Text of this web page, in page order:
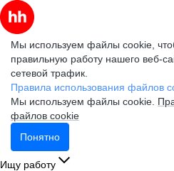
Мы используем файлы cookie,
правильную работу нашего веб-
сетевой трафик.
Правила использования файлов
Мы используем файлы cookie.
файлов cookie
Понятно
Ищу работу